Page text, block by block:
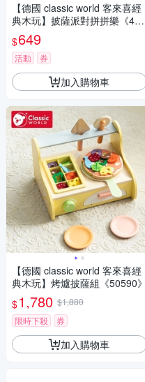
【德國 classic world 客來喜經
典木玩】披薩派對拼拼樂《400
66》
$649
活動 券
加入購物車
【德國 classic world 客來喜經
典木玩】烤爐披薩組《50590》
$1,780 $1,880
限時下殺
券
加入購物車